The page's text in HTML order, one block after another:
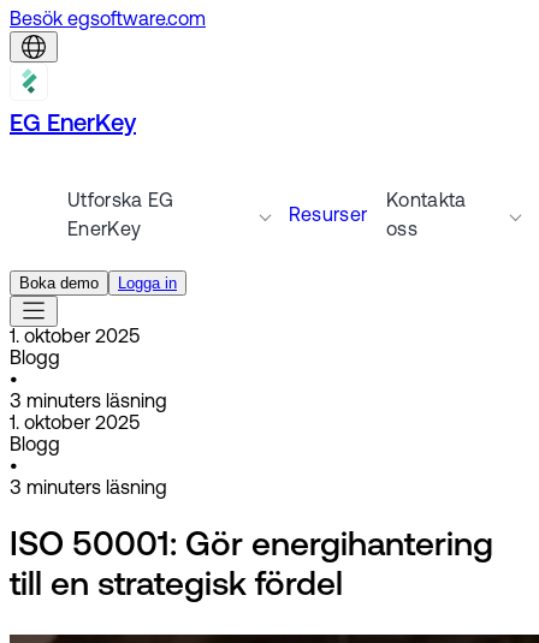
Besök egsoftware.com
EG EnerKey
Utforska EG
EnerKey
Resurser
Kontakta
oss
Boka demo Logga in
1. oktober 2025
Blogg
•
3 minuters läsning
1. oktober 2025
Blogg
•
3 minuters läsning
ISO 50001: Gör energihantering
till en strategisk fördel